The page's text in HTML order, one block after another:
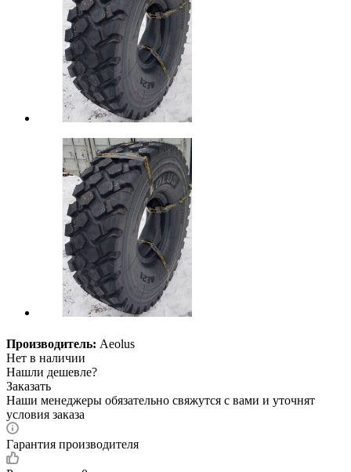
Производитель: Aeolus
Нет в наличии
Нашли дешевле?
Заказать
Наши менеджеры обязательно свяжутся с вами и уточнят
условия заказа
Гарантия производителя